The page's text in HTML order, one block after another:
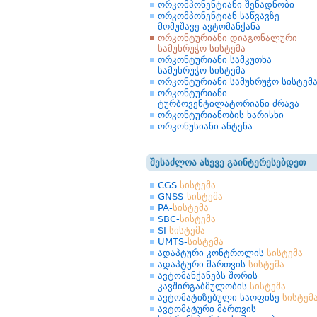
ორკომპონენტიანი შენადნობი
ორკომპონენტიან საწვავზე
მომუშავე ავტომანქანა
ორკონტურიანი დიაგონალური
სამუხრუჭო სისტემა
ორკონტურიანი სამკუთხა
სამუხრუჭო სისტემა
ორკონტურიანი სამუხრუჭო სისტემა
ორკონტურიანი
ტურბოვენტილატორიანი ძრავა
ორკონტურიანობის ხარისხი
ორკონუსიანი ანტენა
შესაძლოა ასევე გაინტერესებდეთ
CGS სისტემა
GNSS-სისტემა
PA-სისტემა
SBC-სისტემა
SI სისტემა
UMTS-სისტემა
ადაპტური კონტროლის სისტემა
ადაპტური მართვის სისტემა
ავტომანქანებს შორის
კავშირგაბმულობის სისტემა
ავტომატიზებული საოფისე
ავტომატური მართვის